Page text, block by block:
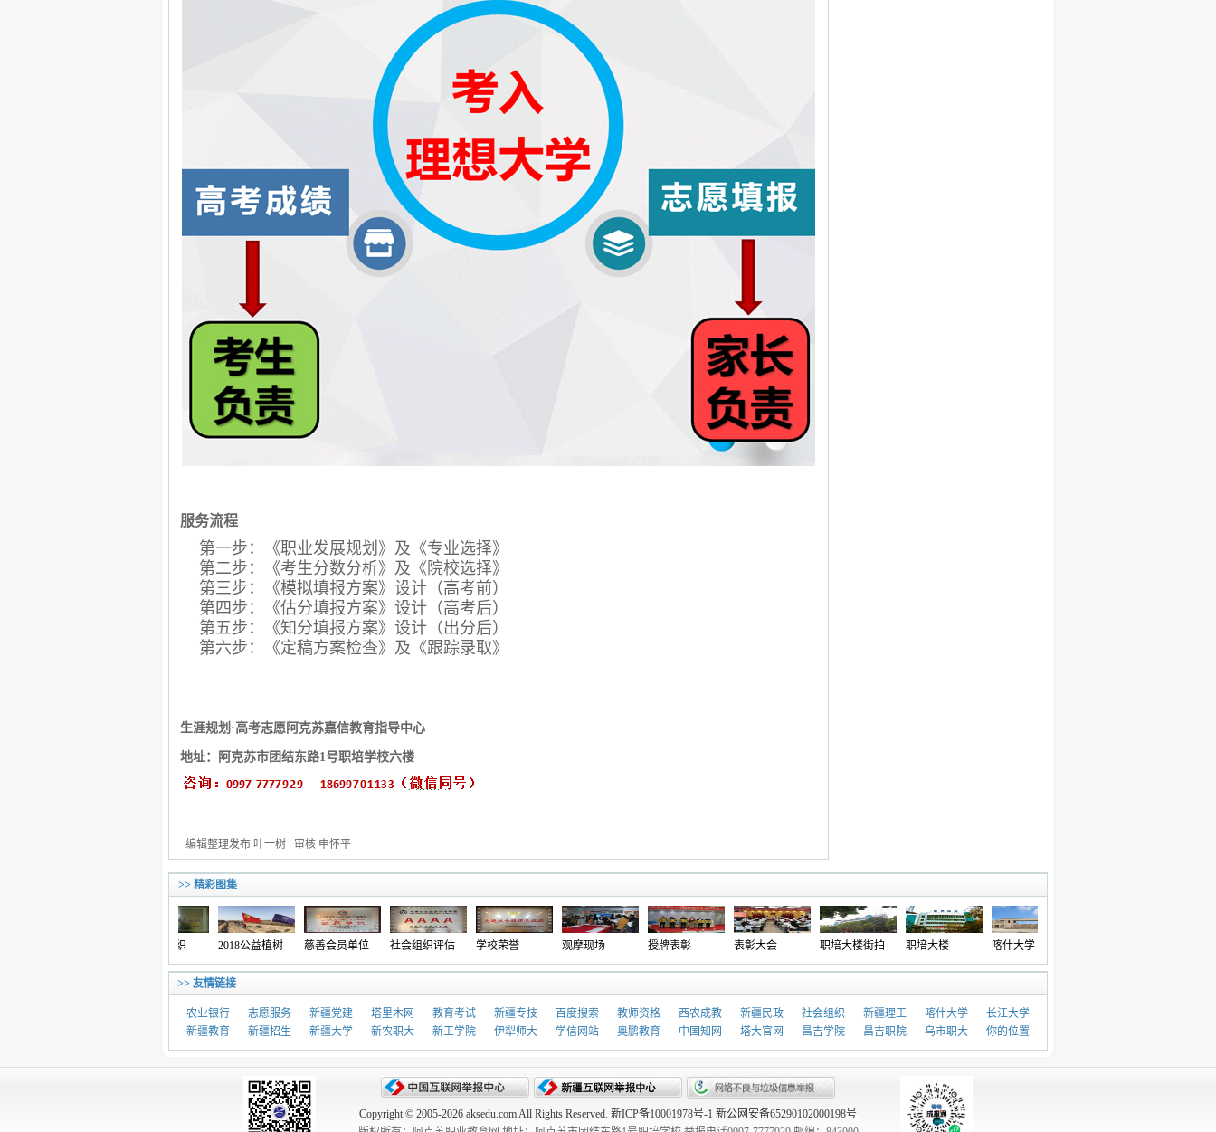
服务流程
第一步：《职业发展规划》及《专业选择》
第二步：《考生分数分析》及《院校选择》
第三步：《模拟填报方案》设计（高考前）
第四步：《估分填报方案》设计（高考后）
第五步：《知分填报方案》设计（出分后）
第六步：《定稿方案检查》及《跟踪录取》
生涯规划·高考志愿阿克苏嘉信教育指导中心
地址：阿克苏市团结东路1 号职培学校六楼
编辑整理发布 叶一树 审核 申怀平
>> 精彩图集
2018公益植树 慈善会员单位 社会组织评估 学校荣誉 观摩现场 授牌表彰 表彰大会 职培大楼街拍 职培大楼 喀什大学
>> 友情链接
农业银行 志愿服务 新疆党建 塔里木网 教育考试 新疆专技 百度搜索 教师资格 西农成教 新疆民政 社会组织 新疆理工 喀什大学
长江大学
新疆教育
新疆招生 新疆大学 新农职大 新工学院 伊犁师大 学信网站 奥鹏教育 中国知网 塔大官网 昌吉学院 昌吉职院 乌市职大 你的位置
Copyright © 2005-2026 aksedu.com All Rights Reserved. 新ICP备10001978号-1 新公网安备65290102000198号